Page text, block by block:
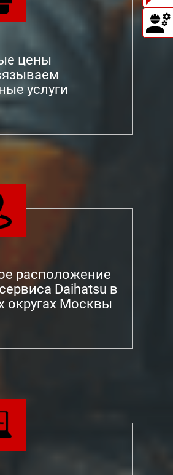
цены
услуги
расположение
Daihatsu в
округах Москвы